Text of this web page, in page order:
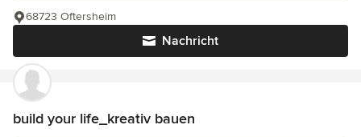
Nachricht
68723 Oftersheim
build your life_kreativ bauen